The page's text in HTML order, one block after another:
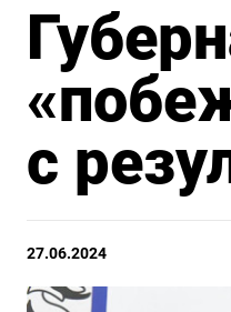
с
27.06.2024